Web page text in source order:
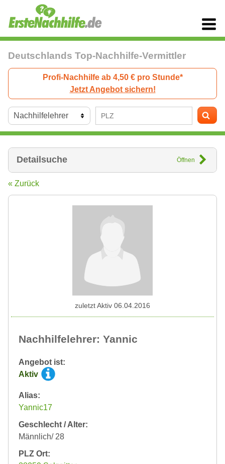
Deutschlands Top-Nachhilfe-Vermittler
Profi-Nachhilfe ab 4,50 € pro Stunde*
Jetzt Angebot sichern!
Detailsuche Öffnen
« Zurück
Nachhilfelehrer: Yannic
Angebot ist:
Aktiv
Alias:
Yannic17
Geschlecht / Alter:
Männlich/ 28
PLZ Ort:
zuletzt Aktiv 06.04.2016